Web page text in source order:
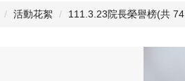
活動花絮 111.3.23院長榮譽榜(共